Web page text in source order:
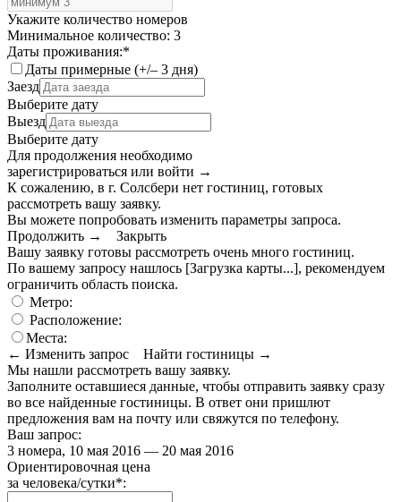
Укажите количество номеров
Минимальное количество: 3
Даты проживания:*
Даты примерные (+/– 3 дня)
Заезд
Выберите дату
Выезд
Выберите дату
Для продолжения необходимо
зарегистрироваться или войти →
К сожалению, в г. Солсбери нет гостиниц, готовых
рассмотреть вашу заявку.
Вы можете попробовать изменить параметры запроса.
Продолжить →
Закрыть
Вашу заявку готовы рассмотреть очень много гостиниц.
По вашему запросу нашлось [Загрузка карты...], рекомендуем
ограничить область поиска.
Метро:
Расположение:
Места:
← Изменить запрос
Найти гостиницы →
Мы нашли рассмотреть вашу заявку.
Заполните оставшиеся данные, чтобы отправить заявку сразу
во все найденные гостиницы. В ответ они пришлют
предложения вам на почту или свяжутся по телефону.
Ваш запрос:
3 номера, 10 мая 2016 — 20 мая 2016
Ориентировочная цена
за человека/сутки*: